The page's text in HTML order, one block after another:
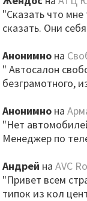
"Сказать что мне
сказать. Они
Анонимно на
" Автосалон
безграмотного,
Анонимно на
"Нет
Менеджер по
Андрей наAVC
"Привет всем
типок из кол